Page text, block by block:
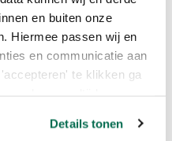
en buiten onze
Hiermee passen wij en
en communicatie aan
te klikken ga
Details tonen
evenaren
bijwerken; krassen